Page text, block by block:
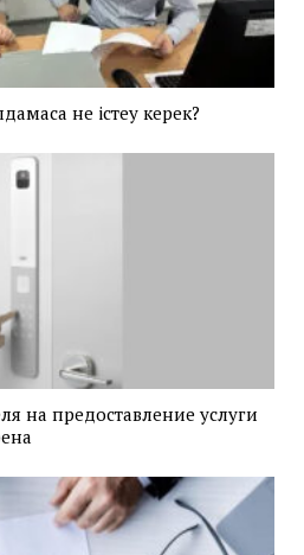
не істеу керек?
на предоставление услуги